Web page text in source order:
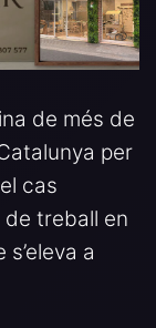
de més de
per
cas
de treball en
a